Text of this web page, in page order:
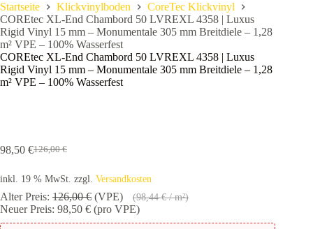
Startseite Klickvinylboden
CoreTec Klickvinyl
COREtec XL-End Chambord 50 LVREXL 4358 | Luxus
Rigid Vinyl 15 mm – Monumentale 305 mm Breitdiele – 1,28
m² VPE – 100% Wasserfest
COREtec XL-End Chambord 50 LVREXL 4358 | Luxus
Rigid Vinyl 15 mm – Monumentale 305 mm Breitdiele – 1,28
m² VPE – 100% Wasserfest
126,00€
Ursprünglicher
war:
126,00 €
98,50 €Aktueller
ist:
98,50 €.
inkl. 19 % MwSt. zzgl. Versandkosten
Alter Preis: 126,00€ (VPE) (98,44€/ m²)
Neuer Preis: 98,50 € (pro VPE)